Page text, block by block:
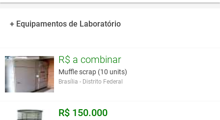
este anúncio é contra a política de Agroads?Informar aqui
+ Equipamentos de Laboratório
R$ a combinar
Muffle scrap (10 units)
Brasília - Distrito Federal
R$ 150.000